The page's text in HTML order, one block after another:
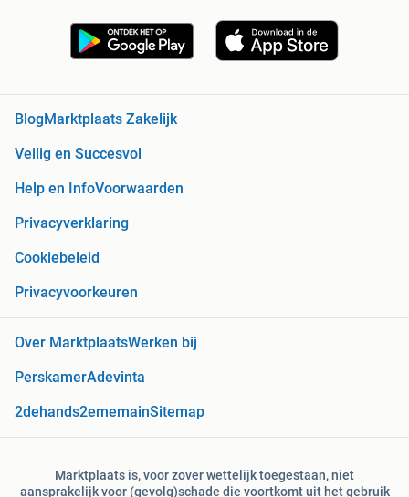
Blog Marktplaats Zakelijk
Veilig en Succesvol
Help en InfoVoorwaarden
Privacyverklaring
Cookiebeleid
Privacyvoorkeuren
Over MarktplaatsWerken bij
PerskamerAdevinta
2dehands2ememainSitemap
Marktplaats is, voor zover wettelijk toegestaan, niet
aansprakelijk voor (gevolg)schade die voortkomt uit het gebruik